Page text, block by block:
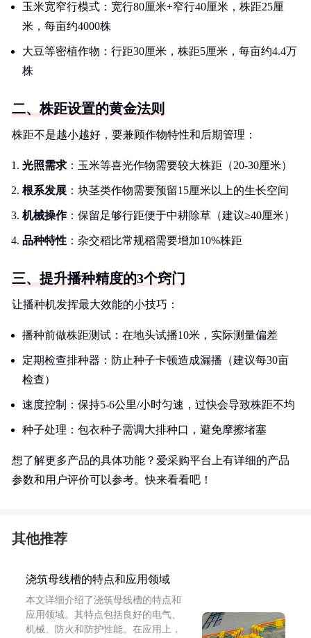
玉米宽窄行模式：宽行80厘米+窄行40厘米，株距25厘
米，每亩约4000株
大豆等密植作物：行距30厘米，株距5厘米，每亩约4.4万
株
二、株距设置的黄金法则
株距不是越小越好，要兼顾作物特性和后期管理：
光照需求 ：玉米等喜光作物需要较大株距（20-30厘米）
根系发展 ：块茎类作物需要预留15厘米以上的生长空间
机械操作：保留足够行距便于中耕除草（建议≥40厘米）
品种特性 ：杂交稻比常规稻需要增加10%株距
三、提升播种精度的3个窍门
让播种机发挥最大效能的小技巧：
播种前做株距测试：在地头试播10米，实际测量偏差
定期检查排种器：防止种子卡顿造成漏播（建议每30亩
检查）
速度控制：保持5-6公里/小时匀速，过快会导致株距不均
种子处理：包衣种子需调大排种口，避免摩擦堵塞
想了解更多产品的具体功能？爱采购平台上有详细的产品
参数和用户评价可以参考。快来看看吧！
其他推荐
浇筑母线槽的特点和应用领域
本文详细介绍了浇筑母线槽的特点和
应用领域。其特点包括良好的电气、
机械、防火和防护性能。在应用上，